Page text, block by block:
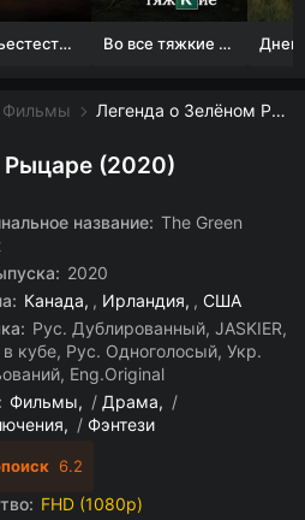
Сверхъестественное Во все тяжкие 1-5 сезон
Фильмы Легенда о Зелёном Рыцаре смотреть онлайн бесплатно
Рыцаре (2020)
название: The Green
2020
Канада , Ирландия , США
Рус. Дублированный, JASKIER,
в кубе, Рус. Одноголосый, Укр.
Eng.Original
Фильмы / Драма
/
/ Фэнтези
6.2
FHD (1080p)